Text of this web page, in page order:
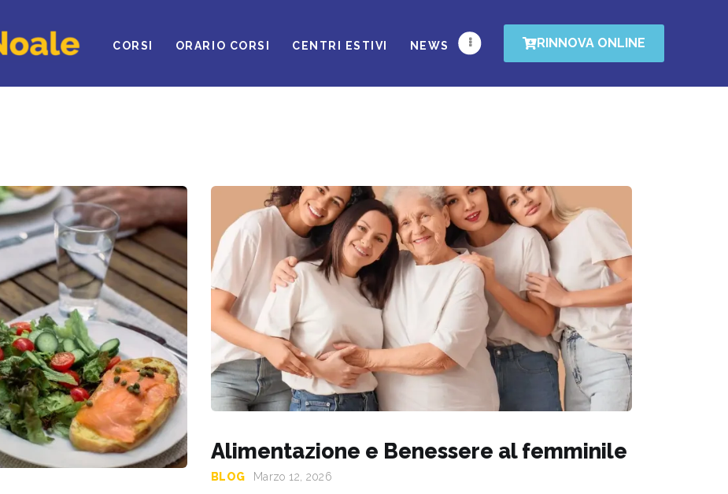
CORSI ORARIO CORSI CENTRI ESTIVI NEWS RINNOVA ONLINE
PROVA IL CLUB
CORSI
NEWS DAL BLOG
CONTATTI
REGOLAMENTO
RINNOVA ONLINE
Alimentazione e Benessere al femminile
BLOG Marzo 12, 2026